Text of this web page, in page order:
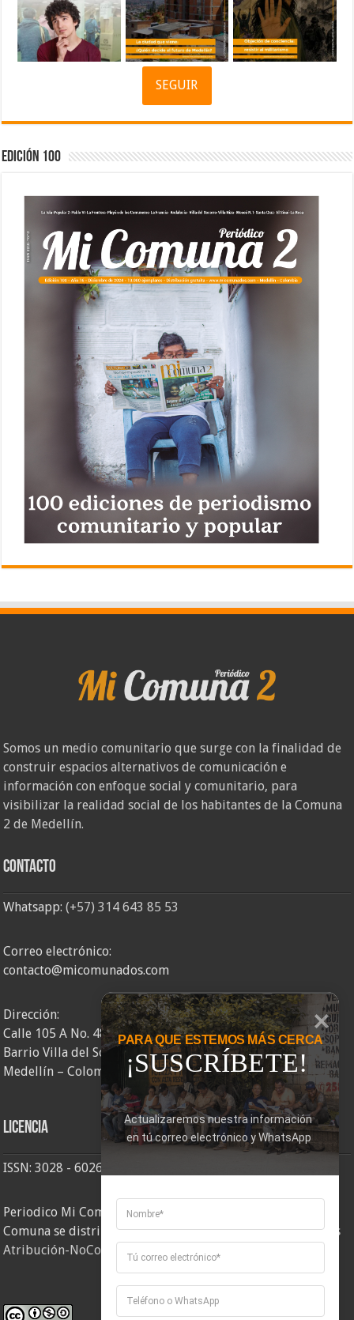
SEGUIR
Edición 100
Somos un medio comunitario que surge con la finalidad de
construir espacios alternativos de comunicación e
información con enfoque social y comunitario, para
visibilizar la realidad social de los habitantes de la Comuna
2 de Medellín.
Contacto
Whatsapp:(+57) 314 643 85 53
Correo electrónico:
contacto@micomunados.com
Dirección:
Calle 105 A No. 48AA – 58
Barrio Villa del Socorro
Medellín – Colombia
Licencia
ISSN: 3028 - 6026
Periodico Mi Comuna 2, elaborado por Corporación Mi
Comuna se distribuye bajo unaLicencia Creative Commons
Atribución-NoComercial-CompartirIgual 4.0 Internacional
PARA QUE ESTEMOS MÁS CERCA
¡SUSCRÍBETE!
Actualizaremos nuestra información
en tú correo electrónico y WhatsApp